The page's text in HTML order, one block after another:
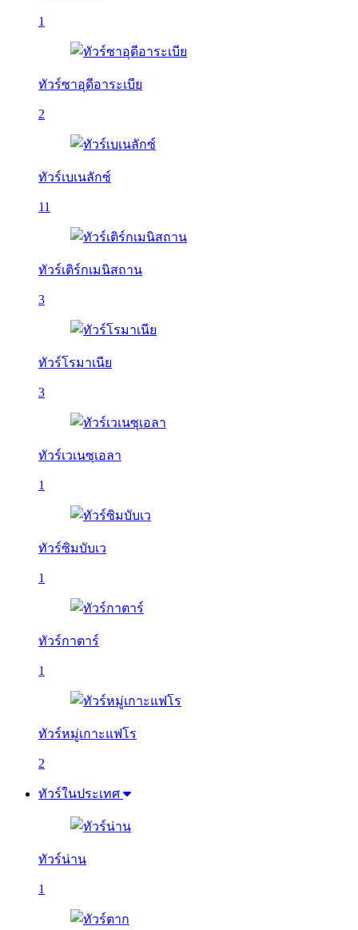
1
ทัวร์ซาอุดีอาระเบีย
2
ทัวร์เบเนลักซ์
11
ทัวร์เติร์กเมนิสถาน
3
ทัวร์โรมาเนีย
3
ทัวร์เวเนซุเอลา
1
ทัวร์ซิมบับเว
1
ทัวร์กาตาร์
1
ทัวร์หมู่เกาะแฟโร
2
ทัวร์ในประเทศ
ทัวร์น่าน
1